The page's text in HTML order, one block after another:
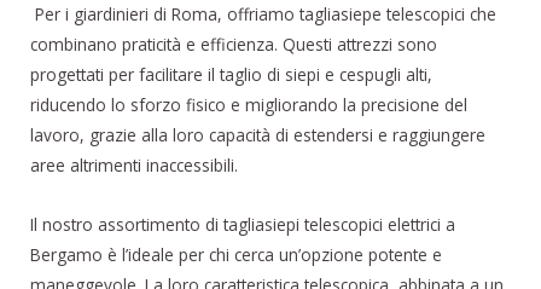
Per i giardinieri di Roma, offriamo tagliasiepe telescopici che
combinano praticità e efficienza. Questi attrezzi sono
progettati per facilitare il taglio di siepi e cespugli alti,
riducendo lo sforzo fisico e migliorando la precisione del
lavoro, grazie alla loro capacità di estendersi e raggiungere
aree altrimenti inaccessibili.
Il nostro assortimento di tagliasiepi telescopici elettrici a
Bergamo è l’ideale per chi cerca un’opzione potente e